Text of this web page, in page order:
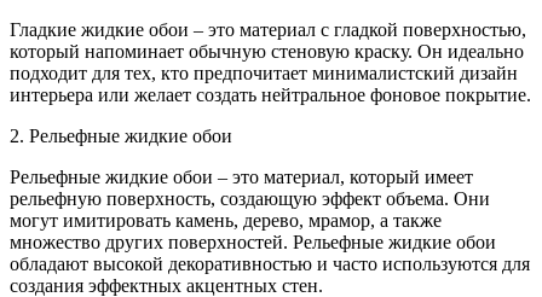
Гладкие жидкие обои – это материал с гладкой поверхностью,
который напоминает обычную стеновую краску. Он идеально
подходит для тех, кто предпочитает минималистский дизайн
интерьера или желает создать нейтральное фоновое покрытие.
2. Рельефные жидкие обои
Рельефные жидкие обои – это материал, который имеет
рельефную поверхность, создающую эффект объема. Они
могут имитировать камень, дерево, мрамор, а также
множество других поверхностей. Рельефные жидкие обои
обладают высокой декоративностью и часто используются для
создания эффектных акцентных стен.